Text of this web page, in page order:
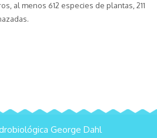
al menos 612 especies de plantas, 211
George Dahl